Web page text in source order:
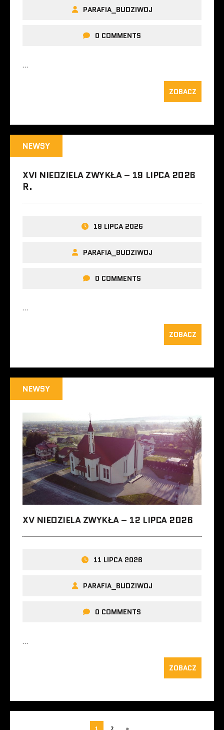
PARAFIA_BUDZIWOJ
0 COMMENTS
…
ZOBACZ
NEWSY
XVI NIEDZIELA ZWYKŁA – 19 LIPCA 2026
R.
19 LIPCA 2026
PARAFIA_BUDZIWOJ
0 COMMENTS
…
ZOBACZ
NEWSY
XV NIEDZIELA ZWYKŁA – 12 LIPCA 2026
11 LIPCA 2026
PARAFIA_BUDZIWOJ
0 COMMENTS
…
ZOBACZ
1 2 »